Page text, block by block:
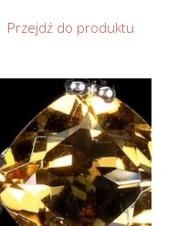
Przejdź do produktu